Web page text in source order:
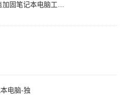
固笔记本电脑工作
浏览官网。...
电脑-独